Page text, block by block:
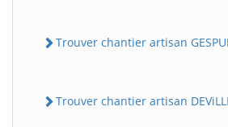
Trouver chantier artisan
Trouver chantier artisan